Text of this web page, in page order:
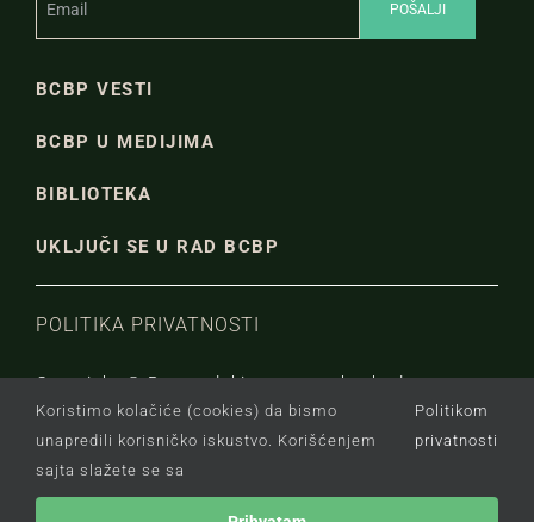
BCBP VESTI
BCBP U MEDIJIMA
BIBLIOTEKA
UKLJUČI SE U RAD BCBP
POLITIKA PRIVATNOSTI
Copyright © Beogradski centar za bezbednosnu
Koristimo kolačiće (cookies) da bismo
unapredili korisničko iskustvo. Korišćenjem
sajta slažete se sa
Politikom
privatnosti